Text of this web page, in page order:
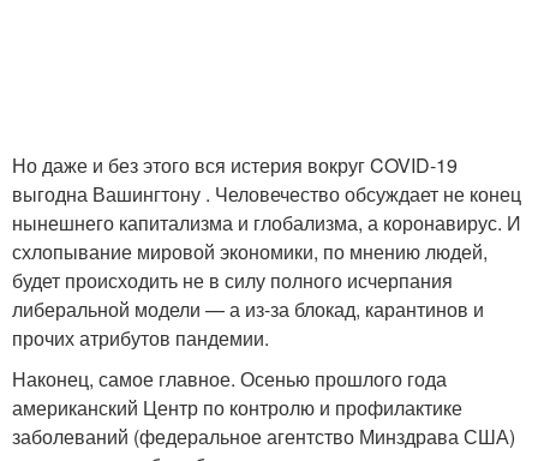
Но даже и без этого вся истерия вокруг COVID-19
выгодна Вашингтону . Человечество обсуждает не конец
нынешнего капитализма и глобализма, а коронавирус. И
схлопывание мировой экономики, по мнению людей,
будет происходить не в силу полного исчерпания
либеральной модели — а из-за блокад, карантинов и
прочих атрибутов пандемии.
Наконец, самое главное. Осенью прошлого года
американский Центр по контролю и профилактике
заболеваний (федеральное агентство Минздрава США)